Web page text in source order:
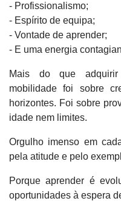
- Profissionalismo;
- Espírito de equipa;
- Vontade de aprender;
- E uma energia
Mais do que adquirir
mobilidade foi sobre
horizontes. Foi sobre
idade nem limites.
Orgulho imenso em
pela atitude e pelo
Porque aprender é
oportunidades à espera